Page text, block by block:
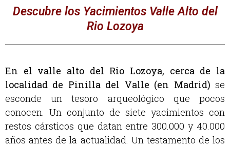
Descubre los Yacimientos Valle Alto del
Rio Lozoya
En el valle alto del Rio Lozoya, cerca de la
localidad de Pinilla del Valle (en Madrid) se
esconde un tesoro arqueológico que pocos
conocen. Un conjunto de siete yacimientos con
restos cársticos que datan entre 300.000 y 40.000
años antes de la actualidad. Un testamento de los